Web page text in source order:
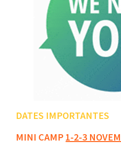
DATES IMPORTANTES
MINI CAMP 1-2-3